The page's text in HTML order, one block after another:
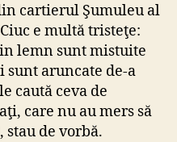
cartierul Şumuleu al
e multă tristeţe:
lemn sunt mistuite
aruncate de-a
caută ceva de
care nu au mers să
stau de vorbă.